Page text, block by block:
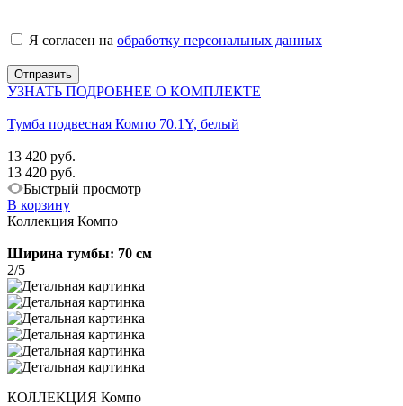
Я согласен на обработку персональных данных
УЗНАТЬ ПОДРОБНЕЕ О КОМПЛЕКТЕ
Тумба подвесная Компо 70.1Y, белый
13 420 руб.
13 420 руб.
Быстрый просмотр
В корзину
Коллекция Компо
Ширина тумбы: 70 см
2/5
КОЛЛЕКЦИЯ Компо